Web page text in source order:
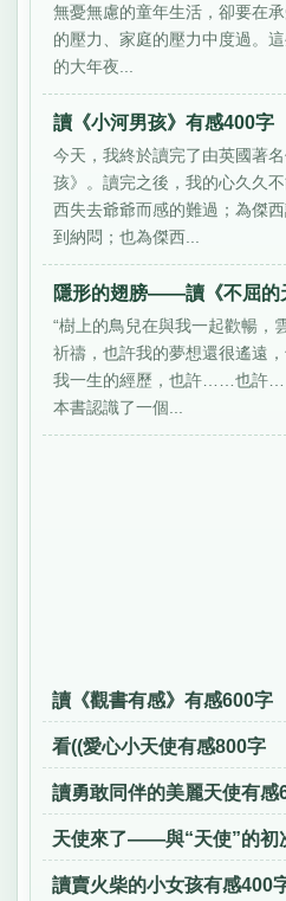
無憂無慮的童年生活，卻要在
的壓力、家庭的壓力中度過。
的大年夜...
讀《小河男孩》有感400字
今天，我終於讀完了由英國著
孩》。讀完之後，我的心久久
西失去爺爺而感的難過；為傑
到納悶；也為傑西...
隱形的翅膀——讀《不屈的
“樹上的鳥兒在與我一起歡暢，
祈禱，也許我的夢想還很遙遠
我一生的經歷，也許……也許
本書認識了一個...
讀《觀書有感》有感600字
看((愛心小天使有感800字
讀勇敢同伴的美麗天使有感
天使來了——與“天使”的初
讀賣火柴的小女孩有感400